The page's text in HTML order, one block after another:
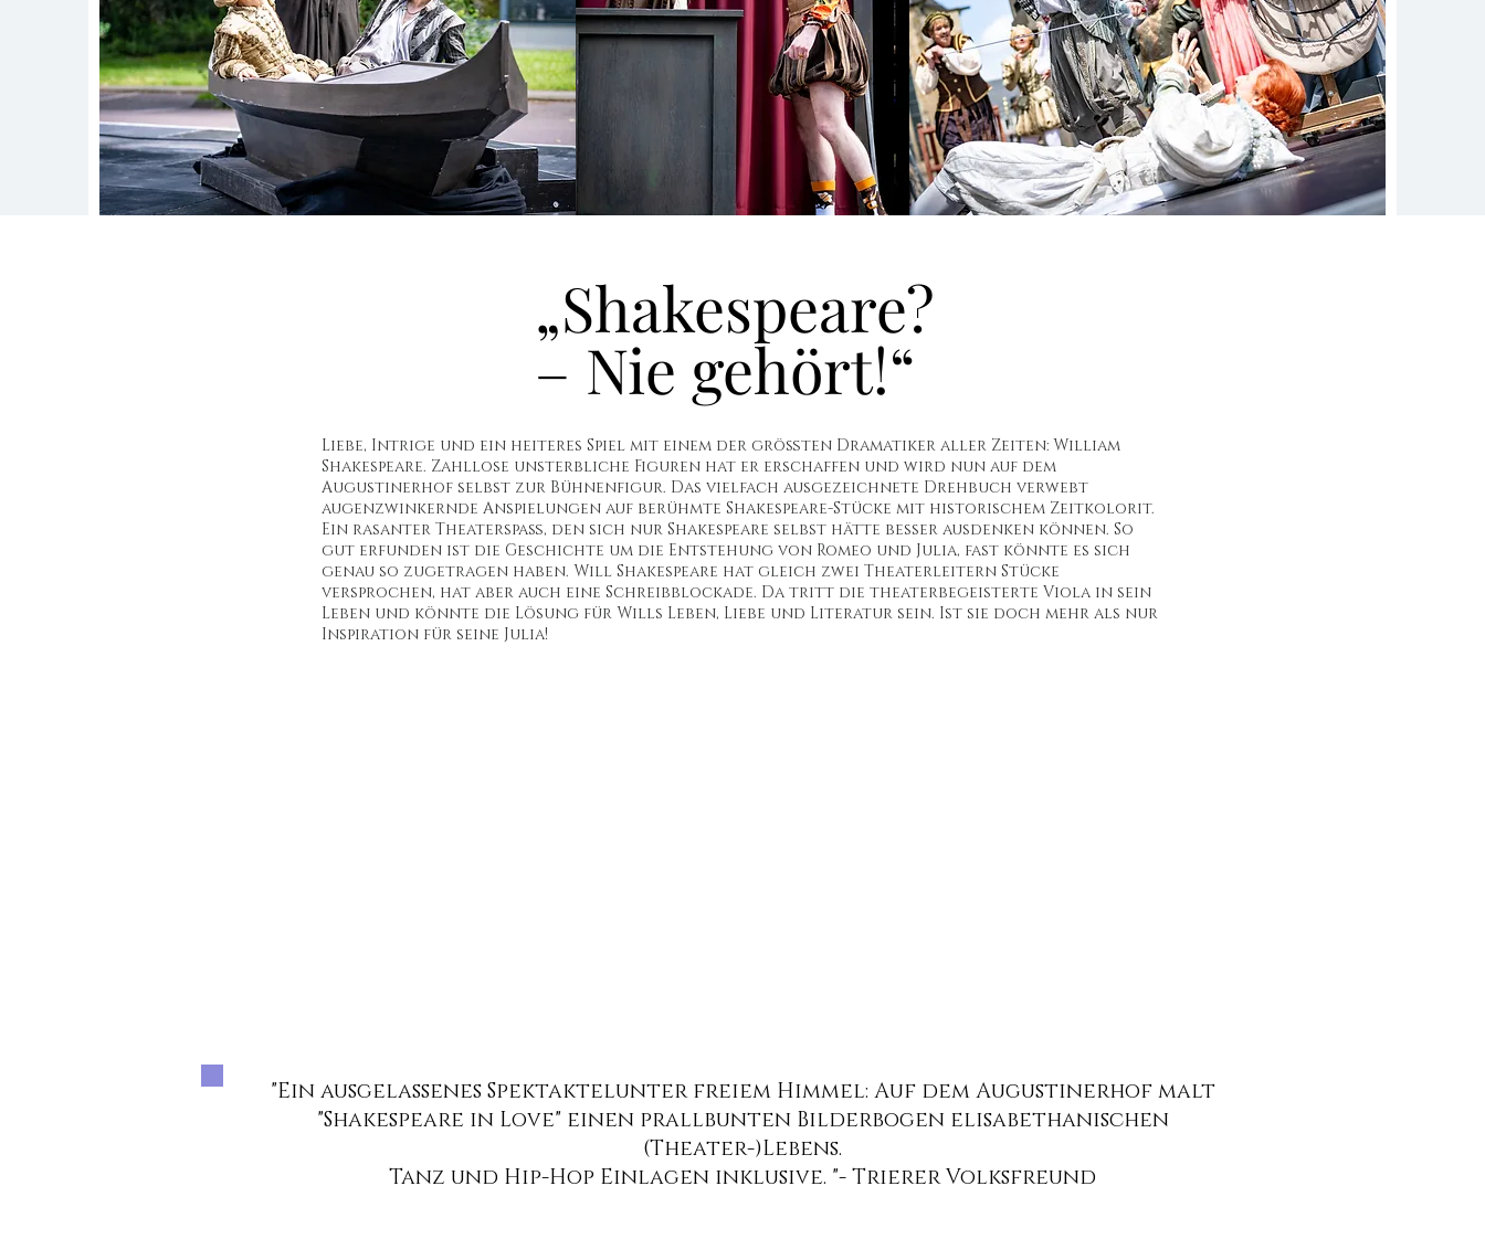
„Shakespeare?
– Nie gehört!“
„Shakespeare?
– Nie gehört!“
Liebe, Intrige und ein heiteres Spiel mit einem der größten Dramatiker aller Zeiten: William
Shakespeare. Zahllose unsterbliche Figuren hat er erschaffen und wird nun auf dem
Augustinerhof selbst zur Bühnenfigur. Das vielfach ausgezeichnete Drehbuch verwebt
augenzwinkernde Anspielungen auf berühmte Shakespeare-Stücke mit historischem Zeitkolorit.
Ein rasanter Theaterspaß, den sich nur Shakespeare selbst hätte besser ausdenken können. So
gut erfunden ist die Geschichte um die Entstehung von Romeo und Julia, fast könnte es sich
genau so zugetragen haben. Will Shakespeare hat gleich zwei Theaterleitern Stücke
versprochen, hat aber auch eine Schreibblockade. Da tritt die theaterbegeisterte Viola in sein
Leben und könnte die Lösung für Wills Leben, Liebe und Literatur sein. Ist sie doch mehr als nur
Inspiration für seine Julia!
"Ein ausgelassenes Spektaktelunter freiem Himmel: Auf dem Augustinerhof malt
"Shakespeare in Love" einen prallbunten Bilderbogen elisabethanischen
(Theater-)Lebens.
Tanz und Hip-Hop Einlagen inklusive. "- Trierer Volksfreund